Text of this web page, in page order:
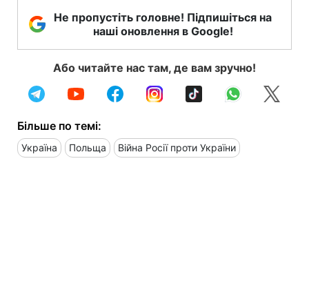
Не пропустіть головне! Підпишіться на
наші оновлення в Google!
Або читайте нас там, де вам зручно!
Більше по темі:
Україна Польща Війна Росії проти України